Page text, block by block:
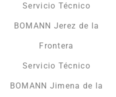
Servicio Técnico
BOMANN Jerez de la
Frontera
Servicio Técnico
BOMANN Jimena de la